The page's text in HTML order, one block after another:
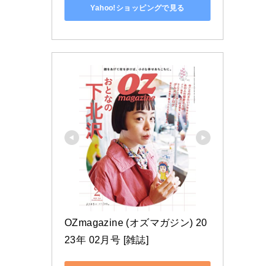
Yahoo!ショッピングで見る
OZmagazine (オズマガジン) 20
23年 02月号 [雑誌]